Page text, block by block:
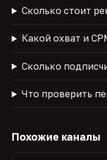
Сколько стоит
Какой охват и
Сколько
Что проверить
Похожие каналы